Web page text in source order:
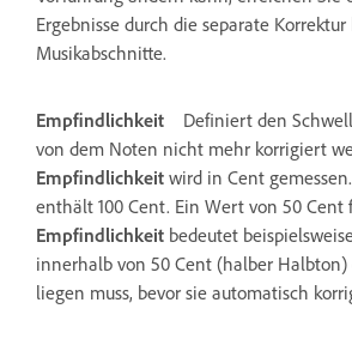
Ergebnisse durch die separate Korrektur
Musikabschnitte.
Empfindlichkeit
Definiert den
von dem Noten nicht mehr korrigiert
Empfindlichkeit wird in Cent
enthält 100 Cent. Ein Wert von 50 Cent
Empfindlichkeit bedeutet
innerhalb von 50 Cent (halber Halbton)
liegen muss, bevor sie automatisch